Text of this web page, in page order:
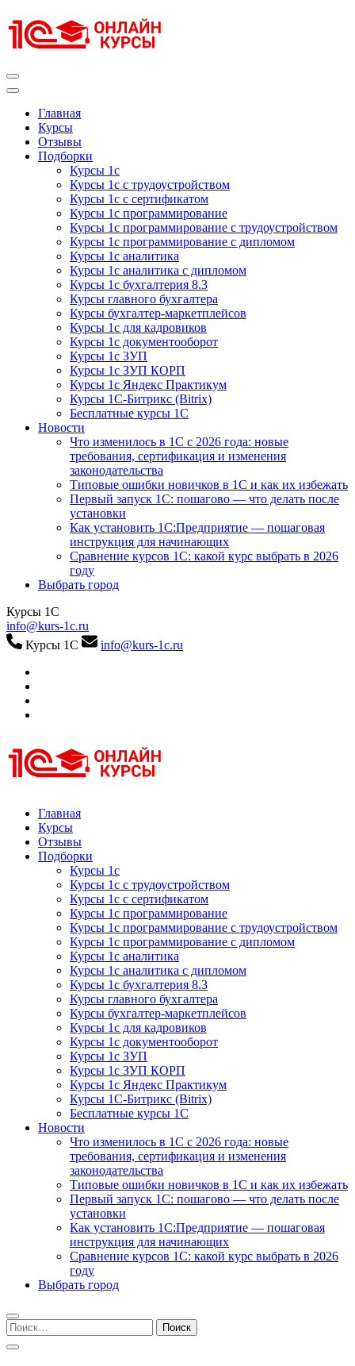
к
содержимому
Главная
Курсы
Отзывы
Подборки
Курсы 1с
Курсы 1с с трудоустройством
Курсы 1с с сертификатом
Курсы 1с программирование
Курсы 1с программирование с трудоустройством
Курсы 1с программирование с дипломом
Курсы 1с аналитика
Курсы 1с аналитика с дипломом
Курсы 1с бухгалтерия 8.3
Курсы главного бухгалтера
Курсы бухгалтер-маркетплейсов
Курсы 1с для кадровиков
Курсы 1с документооборот
Курсы 1с ЗУП
Курсы 1с ЗУП КОРП
Курсы 1с Яндекс Практикум
Курсы 1С-Битрикс (Bitrix)
Бесплатные курсы 1С
Новости
Что изменилось в 1С с 2026 года: новые
требования, сертификация и изменения
законодательства
Типовые ошибки новичков в 1С и как их избежать
Первый запуск 1С: пошагово — что делать после
установки
Как установить 1С:Предприятие — пошаговая
инструкция для начинающих
Сравнение курсов 1С: какой курс выбрать в 2026
году
Выбрать город
Курсы 1С
info@kurs-1c.ru
Курсы 1С
info@kurs-1c.ru
Курсы 1С
Курсы 1С официальная сертификация
Главная
Курсы
Отзывы
Подборки
Курсы 1с
Курсы 1с с трудоустройством
Курсы 1с с сертификатом
Курсы 1с программирование
Курсы 1с программирование с трудоустройством
Курсы 1с программирование с дипломом
Курсы 1с аналитика
Курсы 1с аналитика с дипломом
Курсы 1с бухгалтерия 8.3
Курсы главного бухгалтера
Курсы бухгалтер-маркетплейсов
Курсы 1с для кадровиков
Курсы 1с документооборот
Курсы 1с ЗУП
Курсы 1с ЗУП КОРП
Курсы 1с Яндекс Практикум
Курсы 1С-Битрикс (Bitrix)
Бесплатные курсы 1С
Новости
Что изменилось в 1С с 2026 года: новые
требования, сертификация и изменения
законодательства
Типовые ошибки новичков в 1С и как их избежать
Первый запуск 1С: пошагово — что делать после
установки
Как установить 1С:Предприятие — пошаговая
инструкция для начинающих
Сравнение курсов 1С: какой курс выбрать в 2026
году
Выбрать город
Найти: